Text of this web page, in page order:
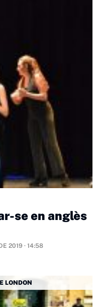
se en anglès
2019 · 14:58
LONDON